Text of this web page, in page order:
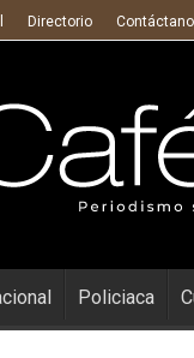
Directorio
Policiaca